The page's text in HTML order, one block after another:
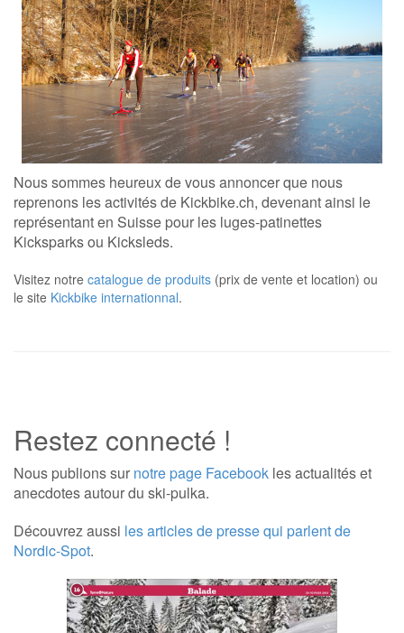
Nous sommes heureux de vous annoncer que nous
reprenons les activités de Kickbike.ch, devenant ainsi le
représentant en Suisse pour les luges-patinettes
Kicksparks ou Kicksleds.
Visitez notre catalogue de produits (prix de vente et location) ou
le site Kickbike internationnal.
Restez connecté !
Nous publions sur notre page Facebook les actualités et
anecdotes autour du ski-pulka.
Découvrez aussi les articles de presse qui parlent de
Nordic-Spot.